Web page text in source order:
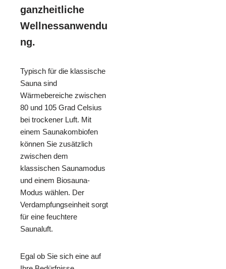
ganzheitliche
Wellnessanwendu
ng.
Typisch für die klassische
Sauna sind
Wärmebereiche zwischen
80 und 105 Grad Celsius
bei trockener Luft. Mit
einem Saunakombiofen
können Sie zusätzlich
zwischen dem
klassischen Saunamodus
und einem Biosauna-
Modus wählen. Der
Verdampfungseinheit sorgt
für eine feuchtere
Saunaluft.
Egal ob Sie sich eine auf